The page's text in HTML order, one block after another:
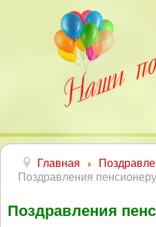
Главная
Поздравления пенсионеру
Поздравления